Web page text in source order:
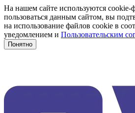
На нашем сайте используются
пользоваться данным сайтом, вы
на использование файлов cookie в
уведомлением и Пользовательским
Понятно